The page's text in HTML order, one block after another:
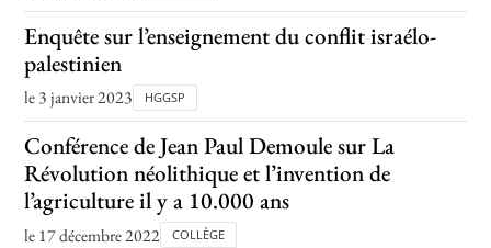
Enquête sur l’enseignement du conflit israélo-
palestinien
le 3 janvier 2023 HGGSP
Conférence de Jean Paul Demoule sur La
Révolution néolithique et l’invention de
l’agriculture il y a 10.000 ans
le 17 décembre 2022 COLLÈGE